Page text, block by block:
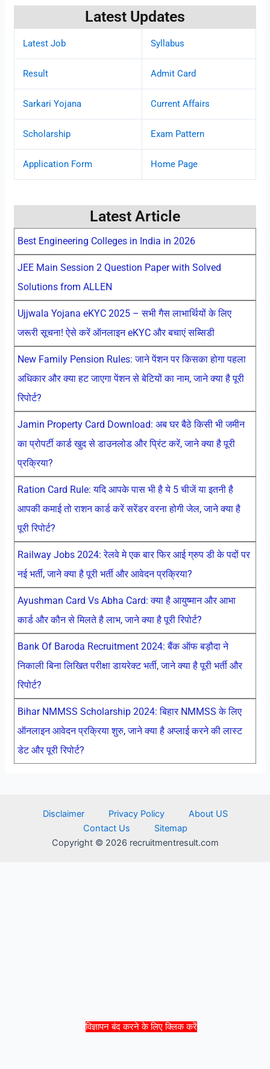
विज्ञापन बंद करने के लिए क्लिक करें
Latest Updates
Latest Job Syllabus
Result Admit Card
Sarkari Yojana Current Affairs
Scholarship Exam Pattern
Application Form Home Page
Latest Article
Best Engineering Colleges in India in 2026
JEE Main Session 2 Question Paper with Solved
Solutions from ALLEN
Ujjwala Yojana eKYC 2025 – सभी गैस लाभार्थियों के लिए
जरूरी सूचना! ऐसे करें ऑनलाइन eKYC और बचाएं सब्सिडी
New Family Pension Rules: जाने पेंशन पर किसका होगा पहला
अधिकार और क्या हट जाएगा पेंशन से बेटियों का नाम, जाने क्या है पूरी
रिपोर्ट?
Jamin Property Card Download: अब घर बैठे किसी भी जमीन
का प्रोपर्टी कार्ड खुद से डाउनलोड और प्रिंट करें, जाने क्या है पूरी
प्रक्रिया?
Ration Card Rule: यदि आपके पास भी है ये 5 चीजें या इतनी है
आपकी कमाई तो राशन कार्ड करें सरेंडर वरना होगी जेल, जाने क्या है
पूरी रिपोर्ट?
Railway Jobs 2024: रेलवे मे एक बार फिर आई ग्रुप डी के पदों पर
नई भर्ती, जाने क्या है पूरी भर्ती और आवेदन प्रक्रिया?
Ayushman Card Vs Abha Card: क्या है आयुष्मान और आभा
कार्ड और कौन से मिलते है लाभ, जाने क्या है पूरी रिपोर्ट?
Bank Of Baroda Recruitment 2024: बैंक ऑफ बड़ौदा ने
निकाली बिना लिखित परीक्षा डायरेक्ट भर्ती, जाने क्या है पूरी भर्ती और
रिपोर्ट?
Bihar NMMSS Scholarship 2024: बिहार NMMSS के लिए
ऑनलाइन आवेदन प्रक्रिया शुरु, जाने क्या है अप्लाई करने की लास्ट
डेट और पूरी रिपोर्ट?
Disclaimer Privacy Policy
About US
Contact Us
Sitemap
Copyright © 2026 recruitmentresult.com